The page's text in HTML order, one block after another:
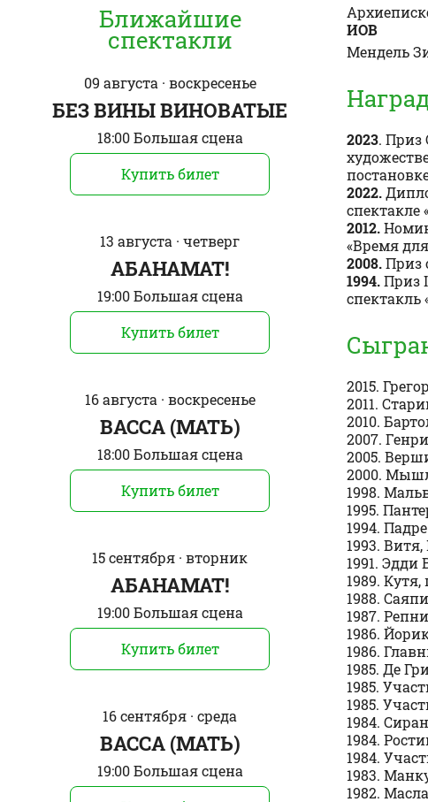
Ближайшие
спектакли
09 августа · воскресенье
БЕЗ ВИНЫ ВИНОВАТЫЕ
18:00 Большая сцена
Купить билет
13 августа · четверг
АБАНАМАТ!
19:00 Большая сцена
Купить билет
16 августа · воскресенье
ВАССА (МАТЬ)
18:00 Большая сцена
Купить билет
15 сентября · вторник
АБАНАМАТ!
19:00 Большая сцена
Купить билет
16 сентября · среда
ВАССА (МАТЬ)
19:00 Большая сцена
ИОВ
Мендель
2023. Приз
2022.
2012.
«Время
2008.Приз
1994.Приз
2015.
2011.
2010.
2007.
2005.
2000.
1998.
1995.
1994.
1993.
1991.
1989.
1988.
1987.
1986.
1986.
1985. Де
1985.
1985.
1984.
1984.
1984.
1983.
1982.